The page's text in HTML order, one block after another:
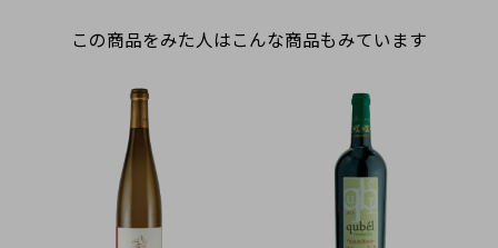
この商品をみた人はこんな商品もみています